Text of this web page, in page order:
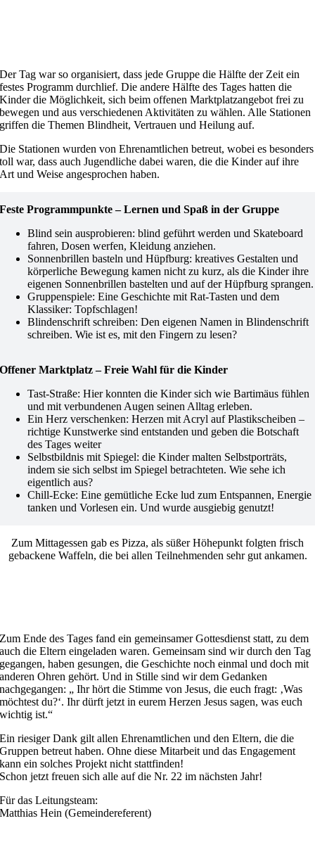
Der Tag war so organisiert, dass jede Gruppe die Hälfte der Zeit ein
festes Programm durchlief. Die andere Hälfte des Tages hatten die
Kinder die Möglichkeit, sich beim offenen Marktplatzangebot frei zu
bewegen und aus verschiedenen Aktivitäten zu wählen. Alle Stationen
griffen die Themen Blindheit, Vertrauen und Heilung auf.
Die Stationen wurden von Ehrenamtlichen betreut, wobei es besonders
toll war, dass auch Jugendliche dabei waren, die die Kinder auf ihre
Art und Weise angesprochen haben.
Feste Programmpunkte – Lernen und Spaß in der Gruppe
Blind sein ausprobieren: blind geführt werden und Skateboard
fahren, Dosen werfen, Kleidung anziehen.
Sonnenbrillen basteln und Hüpfburg: kreatives Gestalten und
körperliche Bewegung kamen nicht zu kurz, als die Kinder ihre
eigenen Sonnenbrillen bastelten und auf der Hüpfburg sprangen.
Gruppenspiele: Eine Geschichte mit Rat-Tasten und dem
Klassiker: Topfschlagen!
Blindenschrift schreiben: Den eigenen Namen in Blindenschrift
schreiben. Wie ist es, mit den Fingern zu lesen?
Offener Marktplatz – Freie Wahl für die Kinder
Tast-Straße: Hier konnten die Kinder sich wie Bartimäus fühlen
und mit verbundenen Augen seinen Alltag erleben.
Ein Herz verschenken: Herzen mit Acryl auf Plastikscheiben –
richtige Kunstwerke sind entstanden und geben die Botschaft
des Tages weiter
Selbstbildnis mit Spiegel: die Kinder malten Selbstporträts,
indem sie sich selbst im Spiegel betrachteten. Wie sehe ich
eigentlich aus?
Chill-Ecke: Eine gemütliche Ecke lud zum Entspannen, Energie
tanken und Vorlesen ein. Und wurde ausgiebig genutzt!
Zum Mittagessen gab es Pizza, als süßer Höhepunkt folgten frisch
gebackene Waffeln, die bei allen Teilnehmenden sehr gut ankamen.
Zum Ende des Tages fand ein gemeinsamer Gottesdienst statt, zu dem
auch die Eltern eingeladen waren. Gemeinsam sind wir durch den Tag
gegangen, haben gesungen, die Geschichte noch einmal und doch mit
anderen Ohren gehört. Und in Stille sind wir dem Gedanken
nachgegangen: „ Ihr hört die Stimme von Jesus, die euch fragt: ‚Was
möchtest du?‘. Ihr dürft jetzt in eurem Herzen Jesus sagen, was euch
wichtig ist.“
Ein riesiger Dank gilt allen Ehrenamtlichen und den Eltern, die die
Gruppen betreut haben. Ohne diese Mitarbeit und das Engagement
kann ein solches Projekt nicht stattfinden!
Schon jetzt freuen sich alle auf die Nr. 22 im nächsten Jahr!
Für das Leitungsteam:
Matthias Hein (Gemeindereferent)